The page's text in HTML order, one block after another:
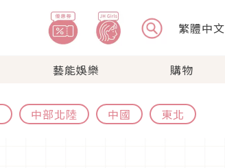
繁體中文
藝能娛樂 購物
中部北陸 中國 東北